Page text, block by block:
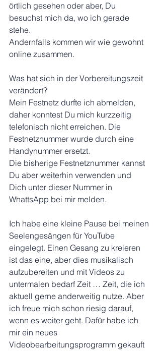
örtlich gesehen oder aber, Du
besuchst mich da, wo ich gerade
stehe.
Andernfalls kommen wir wie gewohnt
online zusammen.
Was hat sich in der Vorbereitungszeit
verändert?
Mein Festnetz durfte ich abmelden,
daher konntest Du mich kurzzeitig
telefonisch nicht erreichen. Die
Festnetznummer wurde durch eine
Handynummer ersetzt.
Die bisherige Festnetznummer kannst
Du aber weiterhin verwenden und
Dich unter dieser Nummer in
WhattsApp bei mir melden.
Ich habe eine kleine Pause bei meinen
Seelengesängen für YouTube
eingelegt. Einen Gesang zu kreieren
ist das eine, aber dies musikalisch
aufzubereiten und mit Videos zu
untermalen bedarf Zeit … Zeit, die ich
aktuell gerne anderweitig nutze. Aber
ich freue mich schon riesig darauf,
wenn es weiter geht. Dafür habe ich
mir ein neues
Videobearbeitungsprogramm gekauft